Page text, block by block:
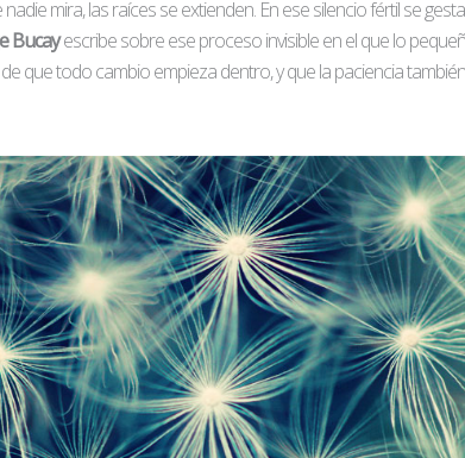
mira, las raíces se extienden. En ese silencio fértil se
Bucayescribe sobre ese proceso invisible en el que lo
que todo cambio empieza dentro, y que la paciencia